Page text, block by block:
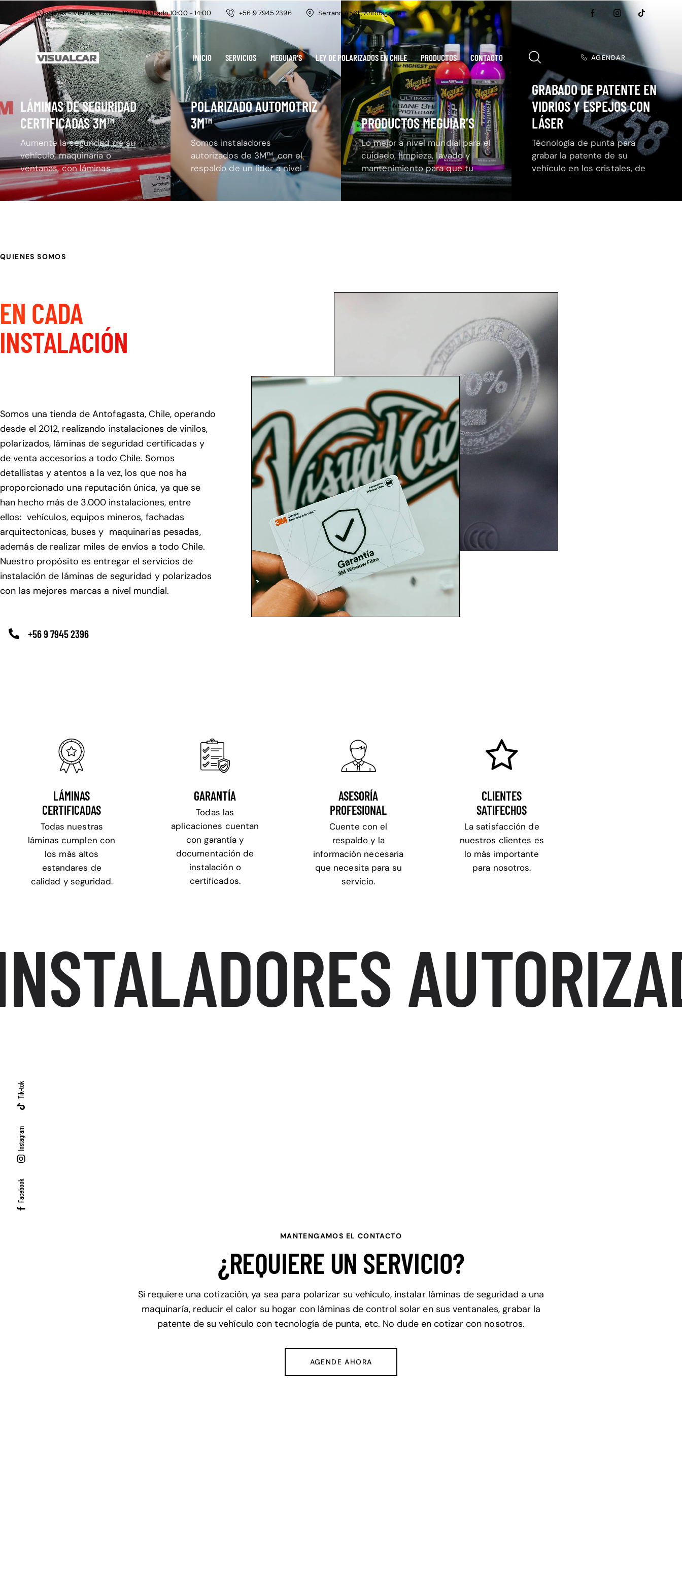
Lunes - Viernes 10:00 - 18:00 / Sábado 10:00 - 14:00 +56 9 7945 2396 Serrano #561 , Antofagasta
INICIO SERVICIOS MEGUIAR’S LEY DE POLARIZADOS EN CHILE PRODUCTOS CONTACTO AGENDAR
LÁMINAS DE SEGURIDAD
CERTIFICADAS 3M™
Aumente la seguridad de su
vehículo, maquinaria o
ventanas, con láminas
certificadas a toda prueba.
POLARIZADO AUTOMOTRIZ
3M™
Somos instaladores
autorizados de 3M™, con el
respaldo de un lider a nivel
mundial, lo mejor a nivel
nacional.
PRODUCTOS MEGUIAR’S
Lo mejor a nivel mundial para el
cuidado, limpieza, lavado y
mantenimiento para que tu
vehículo se mantenga radiante.
GRABADO DE PATENTE EN
VIDRIOS Y ESPEJOS CON
LÁSER
Técnología de punta para
grabar la patente de su
vehículo en los cristales, de
manera clara y permanente.
QUIENES SOMOS
EN CADA
INSTALACIÓN
Somos una tienda de Antofagasta, Chile, operando
desde el 2012, realizando instalaciones de vinilos,
polarizados, láminas de seguridad certificadas y
de venta accesorios a todo Chile. Somos
detallistas y atentos a la vez, los que nos ha
proporcionado una reputación única, ya que se
han hecho más de 3.000 instalaciones, entre
ellos: vehículos, equipos mineros, fachadas
arquitectonicas, buses y maquinarias pesadas,
además de realizar miles de envíos a todo Chile.
Nuestro propósito es entregar el servicios de
instalación de láminas de seguridad y polarizados
con las mejores marcas a nivel mundial.
+56 9 7945 2396
LÁMINAS
CERTIFICADAS
Todas nuestras
láminas cumplen con
los más altos
estandares de
calidad y seguridad.
GARANTÍA
Todas las
aplicaciones cuentan
con garantía y
documentación de
instalación o
certificados.
ASESORÍA
PROFESIONAL
Cuente con el
respaldo y la
información necesaria
que necesita para su
servicio.
CLIENTES
SATIFECHOS
La satisfacción de
nuestros clientes es
lo más importante
para nosotros.
MANTENGAMOS EL CONTACTO
¿REQUIERE UN SERVICIO?
Si requiere una cotización, ya sea para polarizar su vehículo, instalar láminas de seguridad a una
maquinaría, reducir el calor su hogar con láminas de control solar en sus ventanales, grabar la
patente de su vehículo con tecnología de punta, etc. No dude en cotizar con nosotros.
AGENDE AHORA
Facebook
Instagram
Tik-tok